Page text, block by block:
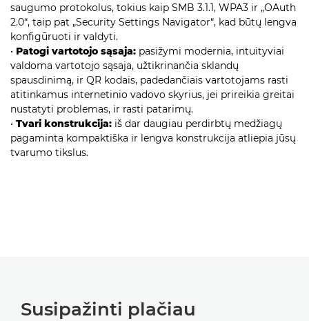
saugumo protokolus, tokius kaip SMB 3.1.1, WPA3 ir „OAuth
2.0“, taip pat „Security Settings Navigator“, kad būtų lengva
konfigūruoti ir valdyti.
• Patogi vartotojo sąsaja: pasižymi modernia, intuityviai
valdoma vartotojo sąsaja, užtikrinančia sklandų
spausdinimą, ir QR kodais, padedančiais vartotojams rasti
atitinkamus internetinio vadovo skyrius, jei prireikia greitai
nustatyti problemas, ir rasti patarimų.
• Tvari konstrukcija: iš dar daugiau perdirbtų medžiagų
pagaminta kompaktiška ir lengva konstrukcija atliepia jūsų
tvarumo tikslus.
Susipažinti plačiau